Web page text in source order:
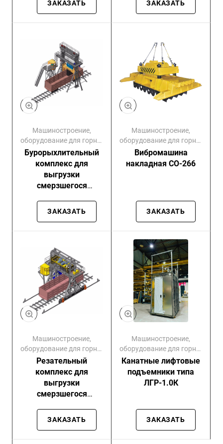
ЗАКАЗАТЬ ЗАКАЗАТЬ
Машиностроение,
оборудование для горно-
обогатительных
комбинатов
Бурорыхлительный
комплекс для
выгрузки
смерзшегося
д полувагонов
ЗАКАЗАТЬ
Машиностроение,
оборудование для горно-
обогатительных
комбинатов
Вибромашина
накладная СО-266
ЗАКАЗАТЬ
Машиностроение,
оборудование для горно-
обогатительных
комбинатов
Резательный
комплекс для
выгрузки
смерзшегося
д полувагонов СМРК
63–140 -4М / 5М
ЗАКАЗАТЬ
Машиностроение,
оборудование для горно-
обогатительных
комбинатов
Канатные лифтовые
подъемники типа
ЛГР-1.0К
ЗАКАЗАТЬ